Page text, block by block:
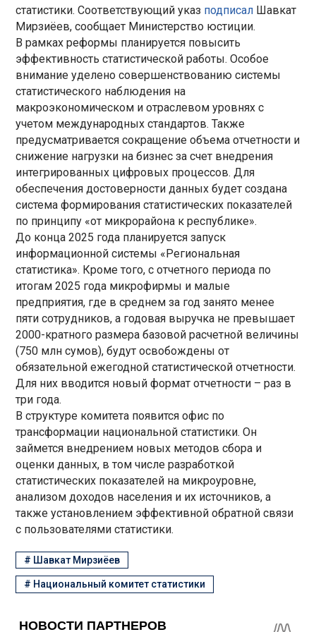
статистики. Соответствующий указ подписал Шавкат
Мирзиёев, сообщает Министерство юстиции.
В рамках реформы планируется повысить
эффективность статистической работы. Особое
внимание уделено совершенствованию системы
статистического наблюдения на
макроэкономическом и отраслевом уровнях с
учетом международных стандартов. Также
предусматривается сокращение объема отчетности и
снижение нагрузки на бизнес за счет внедрения
интегрированных цифровых процессов. Для
обеспечения достоверности данных будет создана
система формирования статистических показателей
по принципу «от микрорайона к республике».
До конца 2025 года планируется запуск
информационной системы «Региональная
статистика». Кроме того, с отчетного периода по
итогам 2025 года микрофирмы и малые
предприятия, где в среднем за год занято менее
пяти сотрудников, а годовая выручка не превышает
2000-кратного размера базовой расчетной величины
(750 млн сумов), будут освобождены от
обязательной ежегодной статистической отчетности.
Для них вводится новый формат отчетности – раз в
три года.
В структуре комитета появится офис по
трансформации национальной статистики. Он
займется внедрением новых методов сбора и
оценки данных, в том числе разработкой
статистических показателей на микроуровне,
анализом доходов населения и их источников, а
также установлением эффективной обратной связи
с пользователями статистики.
# Шавкат Мирзиёев
# Национальный комитет статистики